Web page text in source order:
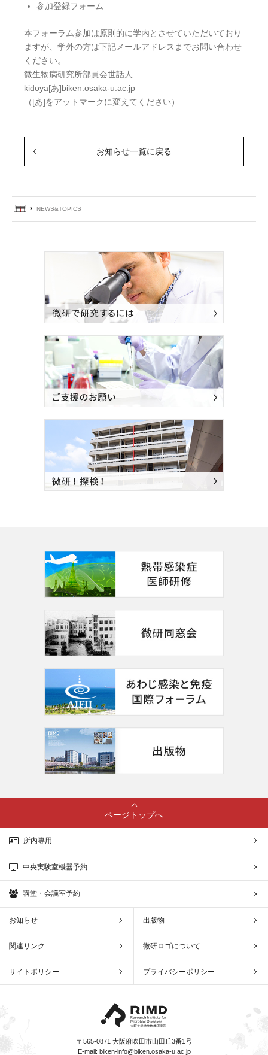
参加登録フォーム
本フォーラム参加は原則的に学内とさせていただいており
ますが、学外の方は下記メールアドレスまでお問い合わせ
ください。
微生物病研究所部員会世話人
kidoya[あ]biken.osaka-u.ac.jp
（[あ]をアットマークに変えてください）
お知らせ一覧に戻る
ホームNEWS&TOPICS
ページトップへ
所内専用
中央実験室機器予約
講堂・会議室予約
お知らせ 出版物
関連リンク 微研ロゴについて
サイトポリシー プライバシーポリシー
〒565-0871 大阪府吹田市山田丘3番1号
E-mail: biken-info@biken.osaka-u.ac.jp